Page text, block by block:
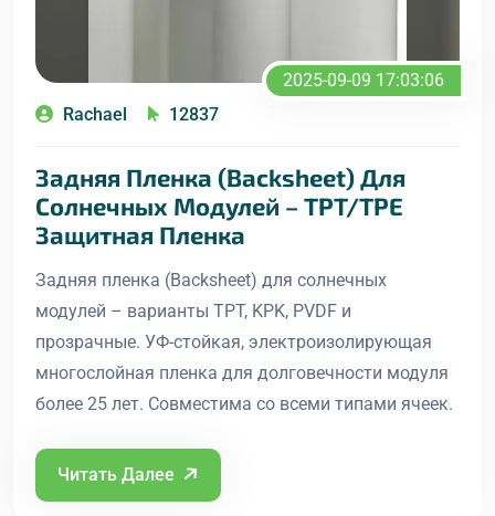
2025-09-09 17:03:06
Rachael
12837
Задняя Пленка (Backsheet) Для
Солнечных Модулей – TPT/TPE
Защитная Пленка
Задняя пленка (Backsheet) для солнечных
модулей – варианты TPT, KPK, PVDF и
прозрачные. УФ-стойкая, электроизолирующая
многослойная пленка для долговечности модуля
более 25 лет. Совместима со всеми типами ячеек.
Читать Далее